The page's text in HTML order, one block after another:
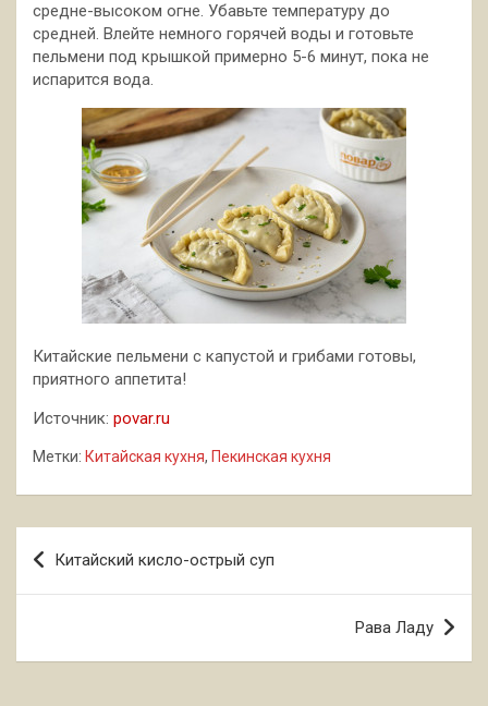
средне-высоком огне. Убавьте температуру до
средней. Влейте немного горячей воды и готовьте
пельмени под крышкой примерно 5-6 минут, пока не
испарится вода.
Китайские пельмени с капустой и грибами готовы,
приятного аппетита!
Источник: povar.ru
Метки: Китайская кухня, Пекинская кухня
Навигация
по
Китайский кисло-острый суп
Рава Ладу